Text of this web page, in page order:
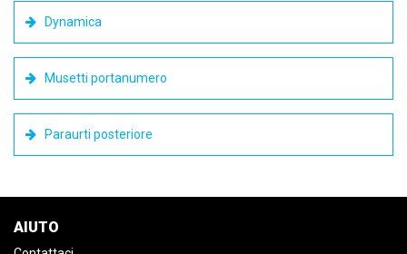
Dynamica
Musetti portanumero
Paraurti posteriore
AIUTO